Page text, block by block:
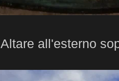
Altare all'esterno